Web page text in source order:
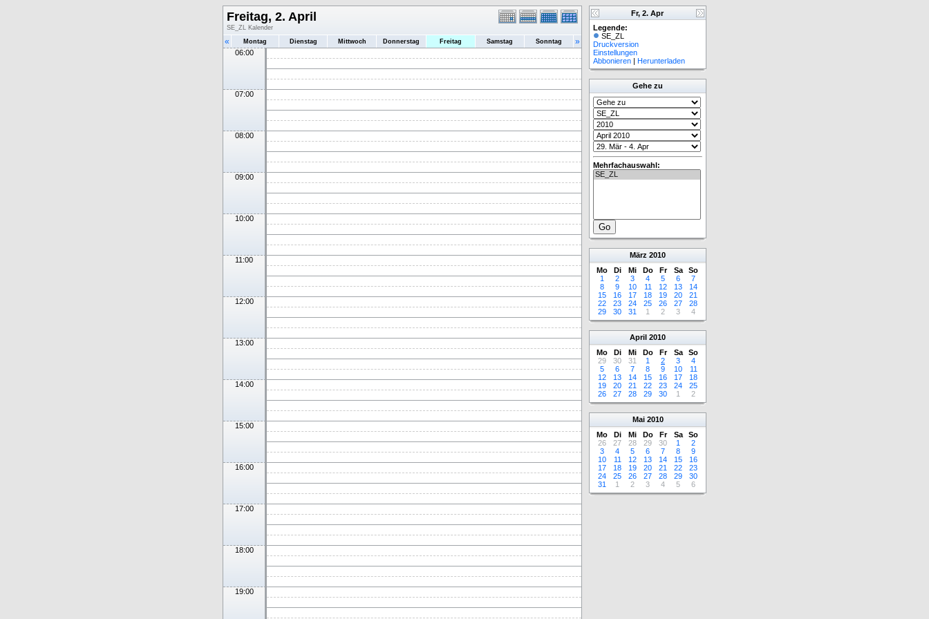
Freitag, 2. April
SE_ZL Kalender
« Montag Dienstag Mittwoch Donnerstag Freitag Samstag Sonntag »
06:00
07:00
08:00
09:00
10:00
11:00
12:00
13:00
14:00
15:00
16:00
17:00
18:00
19:00
Fr, 2. Apr
Legende:
SE_ZL
Druckversion
Einstellungen
Abbonieren | Herunterladen
Gehe zu
Mehrfachauswahl:
März 2010
Mo
Di Mi Do Fr Sa
So
1
2 3 4 5 6
7
8
9 10 11 12 13
14
15
16 17 18 19 20
21
22
23 24 25 26 27
28
29
30 31 1 2 3 4
April 2010
Mo
Di Mi Do Fr Sa
So
29
30 31 1 2 3
4
5
6 7 8 9 10
11
12
13 14 15 16 17
18
19
20 21 22 23 24
25
26
27 28 29 30 1 2
Mai 2010
Mo
Di Mi Do Fr Sa
So
26
27 28 29 30 1
2
3
4 5 6 7 8
9
10
11 12 13 14 15
16
17
18 19 20 21 22
23
24
25 26 27 28 29
30
31
1 2 3 4 5 6